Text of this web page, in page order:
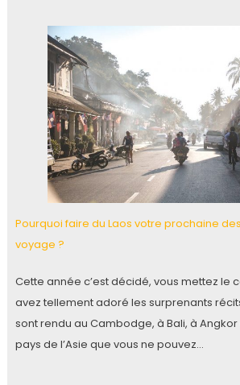
Pourquoi faire du Laos votre prochaine
voyage ?
Cette année c’est décidé, vous mettez le
avez tellement adoré les surprenants
sont rendu au Cambodge, à Bali, à Angkor
pays de l’Asie que vous ne pouvez…